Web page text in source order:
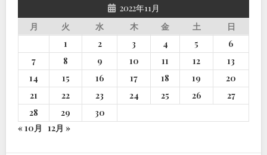
2022年11月
月
火 水 木 金 土
日
1
2 3 4 5
6
7
8 9 10 11 12
13
14
15 16 17 18 19
20
21
22 23 24 25 26
27
28
29
30
« 10月 12月 »